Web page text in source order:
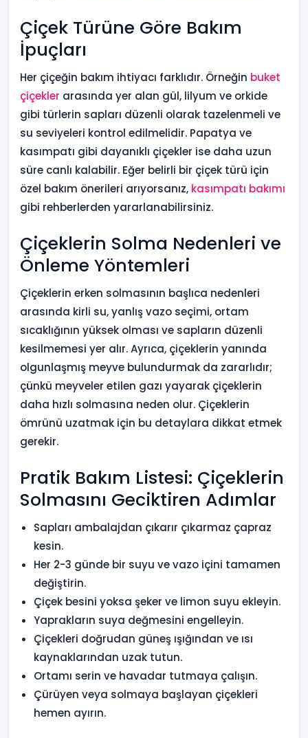
Çiçek Türüne Göre Bakım
İpuçları
Her çiçeğin bakım ihtiyacı farklıdır. Örneğin buket
çiçekler arasında yer alan gül, lilyum ve orkide
gibi türlerin sapları düzenli olarak tazelenmeli ve
su seviyeleri kontrol edilmelidir. Papatya ve
kasımpatı gibi dayanıklı çiçekler ise daha uzun
süre canlı kalabilir. Eğer belirli bir çiçek türü için
özel bakım önerileri arıyorsanız, kasımpatı bakımı
gibi rehberlerden yararlanabilirsiniz.
Çiçeklerin Solma Nedenleri ve
Önleme Yöntemleri
Çiçeklerin erken solmasının başlıca nedenleri
arasında kirli su, yanlış vazo seçimi, ortam
sıcaklığının yüksek olması ve sapların düzenli
kesilmemesi yer alır. Ayrıca, çiçeklerin yanında
olgunlaşmış meyve bulundurmak da zararlıdır;
çünkü meyveler etilen gazı yayarak çiçeklerin
daha hızlı solmasına neden olur. Çiçeklerin
ömrünü uzatmak için bu detaylara dikkat etmek
gerekir.
Pratik Bakım Listesi: Çiçeklerin
Solmasını Geciktiren Adımlar
Sapları ambalajdan çıkarır çıkarmaz çapraz
kesin.
Her 2-3 günde bir suyu ve vazo içini tamamen
değiştirin.
Çiçek besini yoksa şeker ve limon suyu ekleyin.
Yaprakların suya değmesini engelleyin.
Çiçekleri doğrudan güneş ışığından ve ısı
kaynaklarından uzak tutun.
Ortamı serin ve havadar tutmaya çalışın.
Çürüyen veya solmaya başlayan çiçekleri
hemen ayırın.